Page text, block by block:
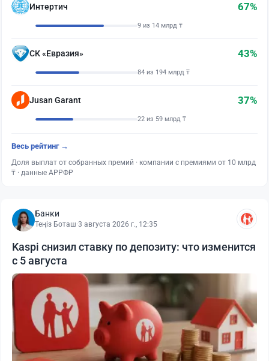
Интертич 67%
9 из 14 млрд ₸
СК «Евразия» 43%
84 из 194 млрд ₸
Jusan Garant 37%
22 из 59 млрд ₸
Весь рейтинг →
Доля выплат от собранных премий · компании с премиями от 10 млрд
₸ · данные АРРФР
Банки
Теңіз Боташ·3 августа 2026 г., 12:35
Kaspi снизил ставку по депозиту: что изменится
с 5 августа